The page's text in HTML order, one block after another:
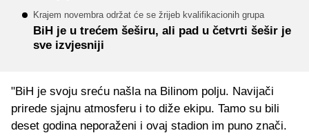
Krajem novembra održat će se žrijeb kvalifikacionih grupa
BiH je u trećem šeširu, ali pad u četvrti šešir je
sve izvjesniji
"BiH je svoju sreću našla na Bilinom polju. Navijači
prirede sjajnu atmosferu i to diže ekipu. Tamo su bili
deset godina neporaženi i ovaj stadion im puno znači.